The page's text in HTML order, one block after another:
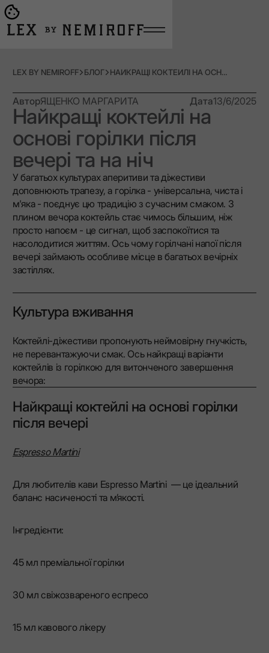
Go to main page
LEX BY NEMIROFF БЛОГ НАЙКРАЩІ КОКТЕЙЛІ НА ОСНОВІ ГОРІЛКИ ПІСЛЯ ВЕЧЕРІ ТА НА НІЧ
АвторЯЩЕНКО МАРГАРИТА Дата13/6/2025
Найкращі коктейлі на
основі горілки після
вечері та на ніч
У багатьох культурах аперитиви та діжестиви
доповнюють трапезу, а горілка - універсальна, чиста і
м'яка - поєднує цю традицію з сучасним смаком. З
плином вечора коктейль стає чимось більшим, ніж
просто напоєм - це сигнал, щоб заспокоїтися та
насолодитися життям. Ось чому горілчані напої після
вечері займають особливе місце в багатьох вечірніх
застіллях.
Культура вживання
Коктейлі-діжестиви пропонують неймовірну гнучкість,
не перевантажуючи смак. Ось найкращі варіанти
коктейлів із горілкою для витонченого завершення
вечора:
Найкращі коктейлі на основі горілки
після вечері
Espresso Martini
Для любителів кави Espresso Martini — це ідеальний
баланс насиченості та м’якості.
Інгредієнти:
45 мл преміальної горілки
30 мл свіжозвареного еспресо
15 мл кавового лікеру